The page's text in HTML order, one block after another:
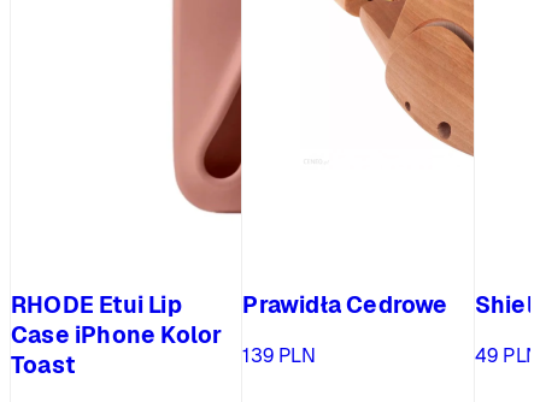
RHODE Etui Lip
Case iPhone Kolor
Toast
Prawidła Cedrowe
139 PLN 49 PLN